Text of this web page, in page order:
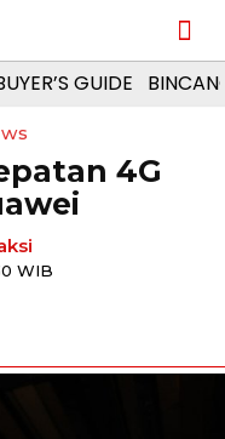
GUIDE
4G
WIB